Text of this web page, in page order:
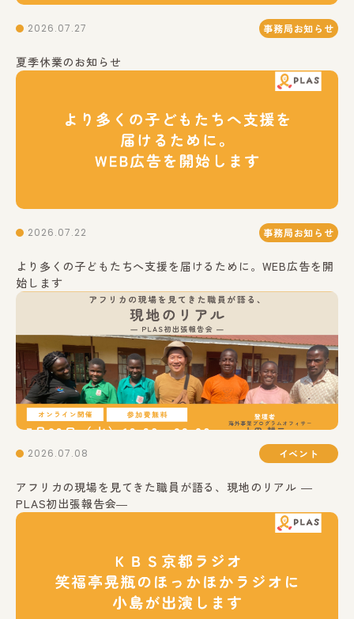
2026.07.27 事務局お知らせ
夏季休業のお知らせ
2026.07.22 事務局お知らせ
より多くの子どもたちへ支援を届けるために。WEB広告を開
始します
2026.07.08 イベント
アフリカの現場を見てきた職員が語る、現地のリアル ―
PLAS初出張報告会―